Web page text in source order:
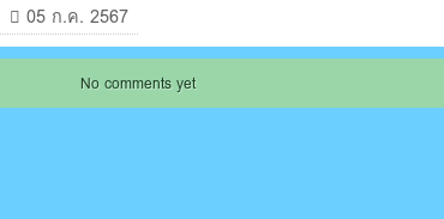
05 ก.ค. 2567
No comments yet